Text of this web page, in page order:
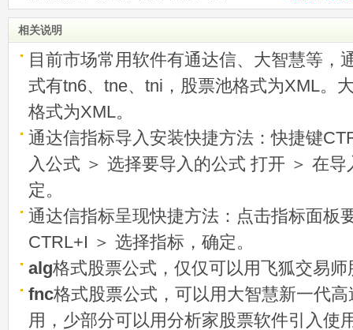
相关说明
目前市场常用软件有通达信、大智慧等，
式有tn6、tne、tni，股票池格式为XML。
格式为XML。
通达信指标导入安装快捷方法：快捷键
入公式 ＞ 选择要导入的公式 打开 ＞ 在
定。
通达信指标呈现快捷方法：点击指标面板
CTRL+I ＞ 选择指标，确定。
alg格式股票公式，仅仅可以用飞狐交易
fnc格式股票公式，可以用大智慧新一代
用，少部分可以用分析家股票软件引入使